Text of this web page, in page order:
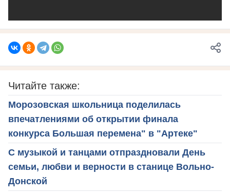
Читайте также:
Морозовская школьница поделилась
впечатлениями об открытии финала
конкурса Большая перемена" в "Артеке"
С музыкой и танцами отпраздновали День
семьи, любви и верности в станице Вольно-
Донской